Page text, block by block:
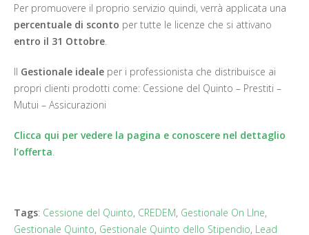
Per promuovere il proprio servizio quindi, verrà applicata una
percentuale di sconto per tutte le licenze che si attivano
entro il 31 Ottobre
Il Gestionale ideale per i professionista che distribuisce ai
propri clienti prodotti come: Cessione del Quinto – Prestiti –
Mutui – Assicurazioni
Clicca qui per vedere la pagina e conoscere nel dettaglio
l’offerta
Tags: Cessione del Quinto, CREDEM, Gestionale On LIne,
Gestionale Quinto, Gestionale Quinto dello Stipendio, Lead